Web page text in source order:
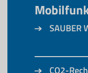
SAUBER